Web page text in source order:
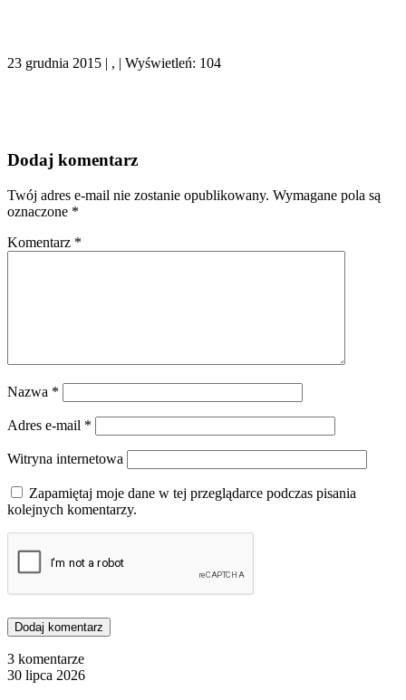
23 grudnia 2015 | , | Wyświetleń: 104
Dodaj komentarz
Twój adres e-mail nie zostanie opublikowany. Wymagane pola są
oznaczone *
Komentarz *
Nazwa *
Adres e-mail *
Witryna internetowa
Zapamiętaj moje dane w tej przeglądarce podczas pisania
kolejnych komentarzy.
3 komentarze
30 lipca 2026